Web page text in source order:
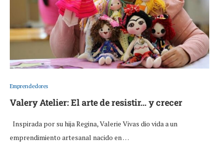
Emprendedores
Valery Atelier: El arte de resistir… y crecer
Inspirada por su hija Regina, Valerie Vivas dio vida a un
emprendimiento artesanal nacido en …